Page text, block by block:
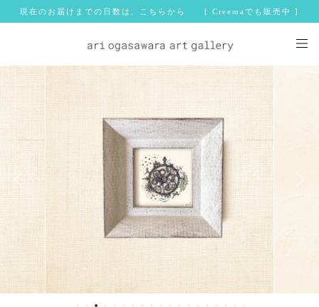
現在のお届けまでの日数は、こちらから [ Creemaでも販売中 ]